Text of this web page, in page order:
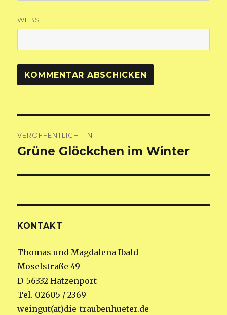
WEBSITE
VERÖFFENTLICHT IN
Grüne Glöckchen im Winter
KONTAKT
Thomas und Magdalena Ibald
Moselstraße 49
D-56332 Hatzenport
Tel. 02605 / 2369
weingut(at)die-traubenhueter.de